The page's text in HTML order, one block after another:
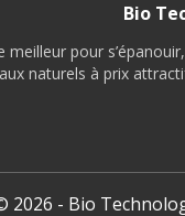
Bio
meilleur pour
naturels à prix
2026 - Bio